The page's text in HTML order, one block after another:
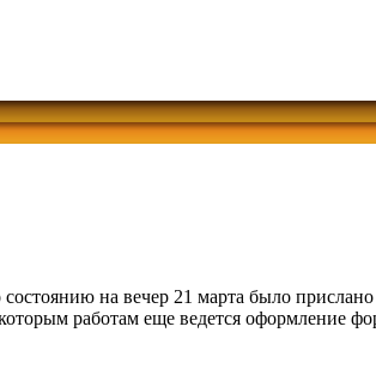
на вечер 21 марта было
работам еще ведется оформление